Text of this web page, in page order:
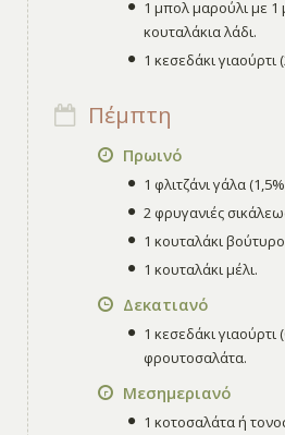
1 μπολ μαρούλι με 1
κουταλάκια λάδι.
1 κεσεδάκι γιαούρτι
Πέμπτη
Πρωινό
1 φλιτζάνι γάλα
2 φρυγανιές
1 κουταλάκι
1 κουταλάκι μέλι.
Δεκατιανό
1 κεσεδάκι γιαούρτι
φρουτοσαλάτα.
Μεσημεριανό
1 κοτοσαλάτα ή